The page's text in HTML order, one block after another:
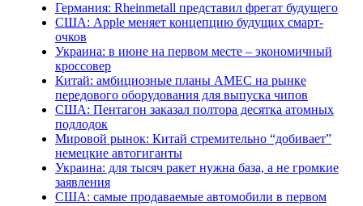
Германия: Rheinmetall представил фрегат будущего
США: Apple меняет концепцию будущих смарт-
очков
Украина: в июне на первом месте – экономичный
кроссовер
Китай: амбициозные планы AMEC на рынке
передового оборудования для выпуска чипов
США: Пентагон заказал полтора десятка атомных
подлодок
Мировой рынок: Китай стремительно “добивает”
немецкие автогиганты
Украина: для тысяч ракет нужна база, а не громкие
заявления
США: самые продаваемые автомобили в первом